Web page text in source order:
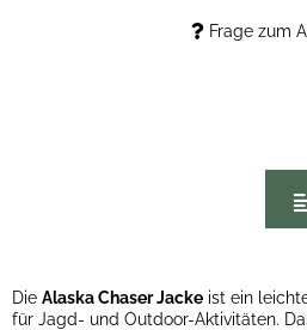
Frage zum
Die Alaska Chaser Jacke ist ein
für Jagd- und Outdoor-Aktivitäten.